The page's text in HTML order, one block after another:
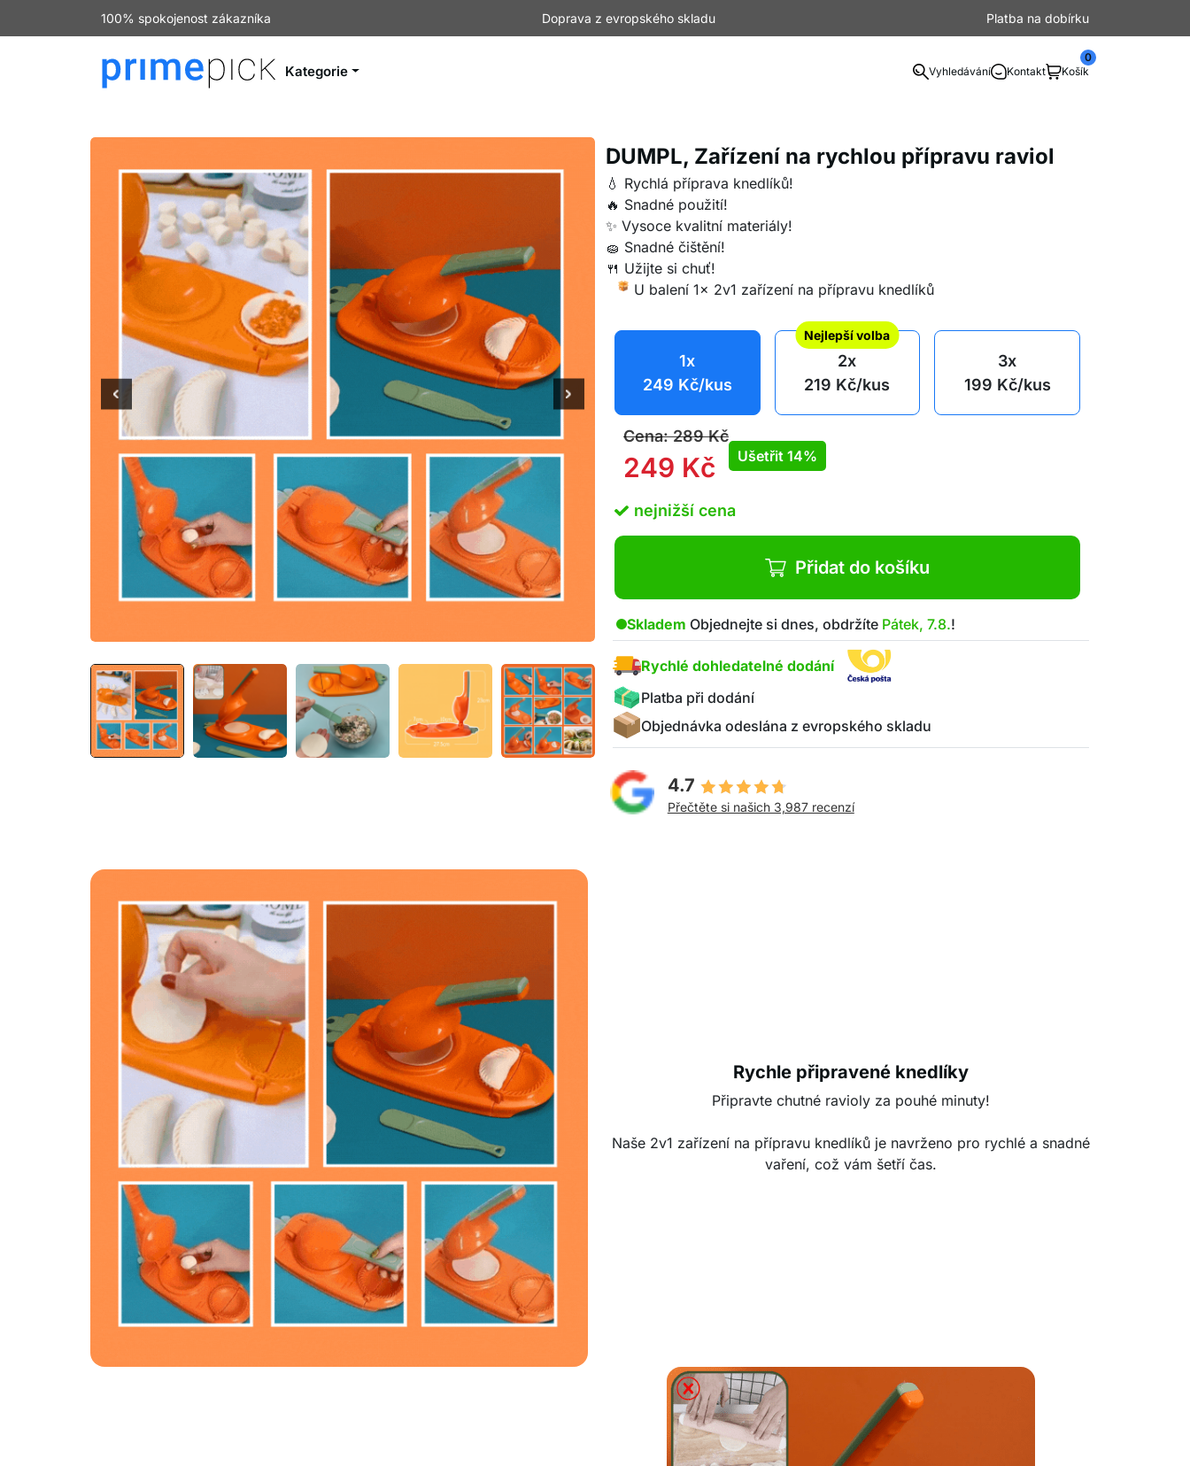
100% spokojenost zákazníka Doprava z evropského skladu Platba na dobírku
Kategorie Vyhledávání Kontakt Košík
0
DUMPL, Zařízení na rychlou přípravu raviol
💧 Rychlá příprava knedlíků!
🔥 Snadné použití!
✨ Vysoce kvalitní materiály!
🧽 Snadné čištění!
🍴 Užijte si chuť!
U balení 1x 2v1 zařízení na přípravu knedlíků
1x
249 Kč/kus
Nejlepší volba
2x
219 Kč/kus
3x
199 Kč/kus
Cena:289Kč
249 Kč Ušetřit 14%
nejnižší cena
Přidat do košíku
Skladem Objednejte si dnes, obdržíte Pátek, 7.8.!
Rychlé dohledatelné dodání
Platba při dodání
Objednávka odeslána z evropského skladu
4.7
Přečtěte si našich 3,987 recenzí
Rychle připravené knedlíky
Připravte chutné ravioly za pouhé minuty!
Naše 2v1 zařízení na přípravu knedlíků je navrženo pro rychlé a snadné
vaření, což vám šetří čas.